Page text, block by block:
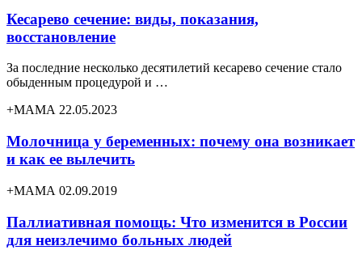
Кесарево сечение: виды, показания,
восстановление
За последние несколько десятилетий кесарево сечение стало
обыденным процедурой и …
+МАМА 22.05.2023
Молочница у беременных: почему она возникает
и как ее вылечить
+МАМА 02.09.2019
Паллиативная помощь: Что изменится в России
для неизлечимо больных людей